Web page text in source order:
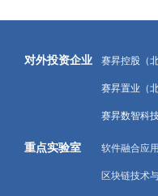
对外投资企业 赛昇控股（
赛昇置业（
赛昇数智科
重点实验室 软件融合应
区块链技术